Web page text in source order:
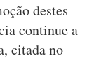
destes
continue a
citada no